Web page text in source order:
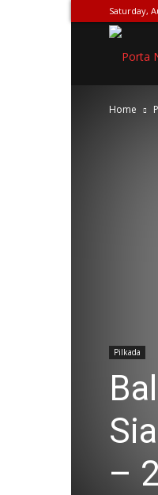
Saturday,
Home
Pilkada
–